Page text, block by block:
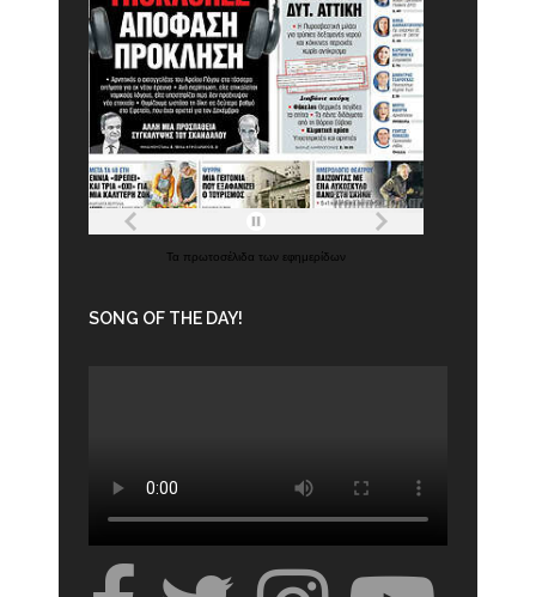
Τα πρωτοσέλιδα των εφημερίδων
SONG OF THE DAY!